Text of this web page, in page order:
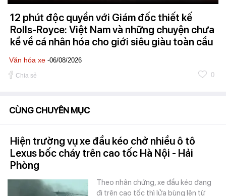
12 phút độc quyền với Giám đốc thiết kế
Rolls-Royce: Việt Nam và những chuyện chưa
kể về cá nhân hóa cho giới siêu giàu toàn cầu
Văn hóa xe -06/08/2026
Chia sẻ 0
CÙNG CHUYÊN MỤC
Hiện trường vụ xe đầu kéo chở nhiều ô tô
Lexus bốc cháy trên cao tốc Hà Nội - Hải
Phòng
Theo nhân chứng, xe đầu kéo đang
đi trên cao tốc thì lửa bùng lên từ